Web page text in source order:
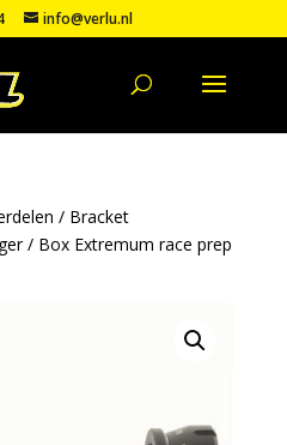
info@verlu.nl
/ Bracket
/ Box Extremum race prep